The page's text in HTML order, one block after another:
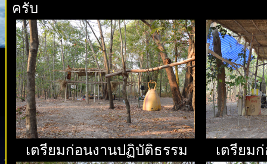
ครับ
เตรียมก่อนงานปฏิบัติธรรม เตรียม